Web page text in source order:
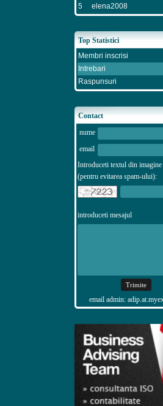
5
elena2008
Top Statistici
Membri inscrisi
Intrebari
Raspunsuri
Contact
nume
email
Introduceti textul din imagine
(pentru evitarea spam-ului):
introduceti mesajul
email admin: